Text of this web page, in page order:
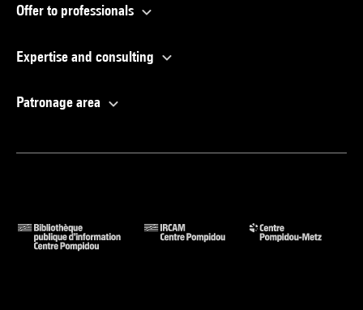
Offer to professionals
Expertise and consulting
Patronage area